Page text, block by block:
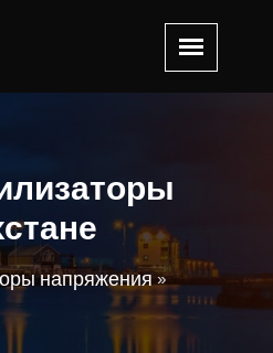
напряжения»